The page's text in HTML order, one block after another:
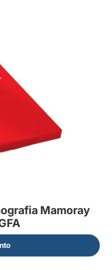
Mamoray